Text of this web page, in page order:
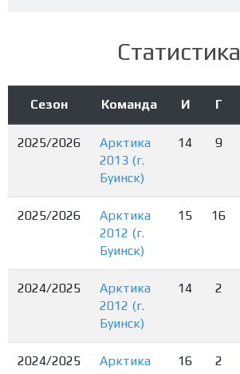
Статистика
Сезон Команда И Г
2025/2026
Арктика
2013 (г.
Буинск)
14 9
2025/2026
Арктика
2012 (г.
Буинск)
15 16
2024/2025
Арктика
2012 (г.
Буинск)
14 2
2024/2025
Арктика
16 2